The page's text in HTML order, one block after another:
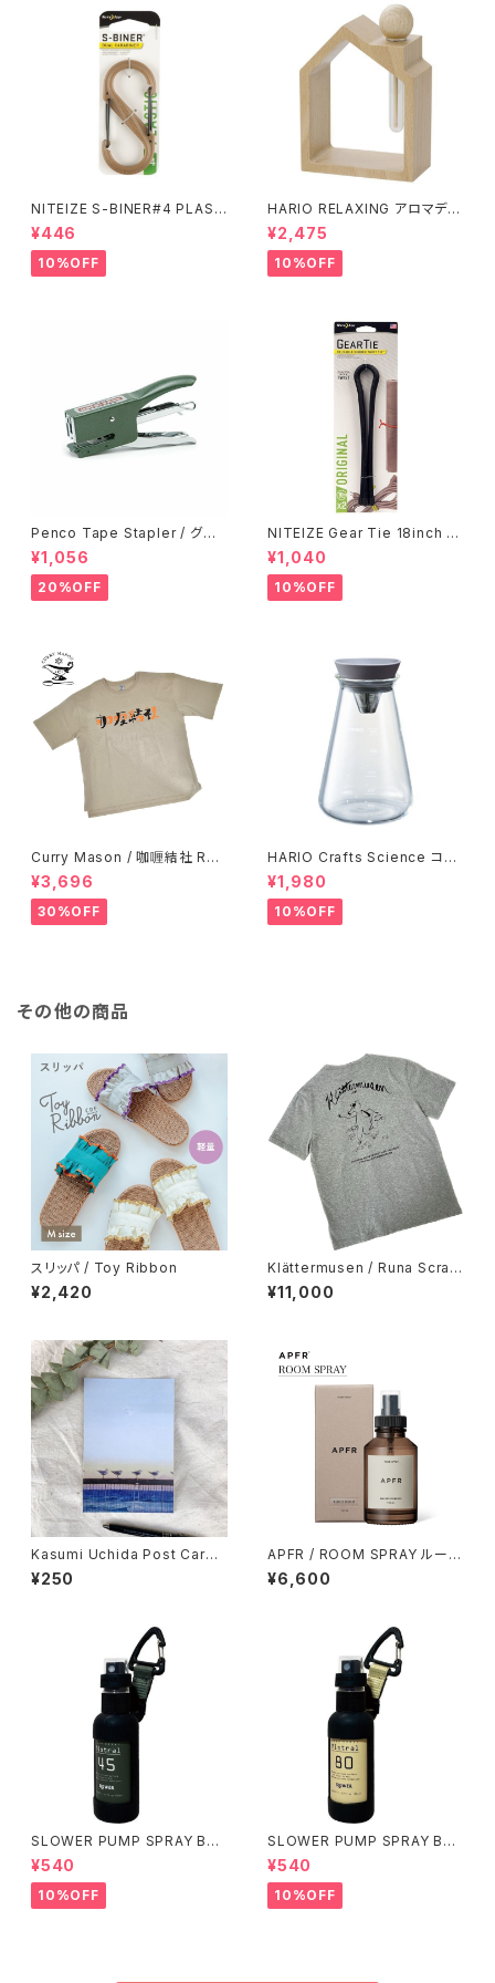
NITEIZE S-BINER#4 PLAST
IC / コヨーテ
¥446
10%OFF
HARIO RELAXING アロマディ
フューザー 木のお家
¥2,475
10%OFF
Penco Tape Stapler / グリ
ーン
¥1,056
20%OFF
NITEIZE Gear Tie 18inch /
ブラック
¥1,040
10%OFF
Curry Mason / 咖喱結社 RET
RO T-Shirt
¥3,696
30%OFF
HARIO Crafts Science コニ
カルティーピッチャー 500ml
¥1,980
10%OFF
その他の商品
スリッパ / Toy Ribbon
¥2,420
Klättermusen / Runa Scram
bling SS Tee
¥11,000
Kasumi Uchida Post Card
(Seagull)
¥250
APFR / ROOM SPRAY ルーム
スプレー
¥6,600
SLOWER PUMP SPRAY BO
TTLE / オリーブ
¥540
10%OFF
SLOWER PUMP SPRAY BO
TTLE / サンド
¥540
10%OFF